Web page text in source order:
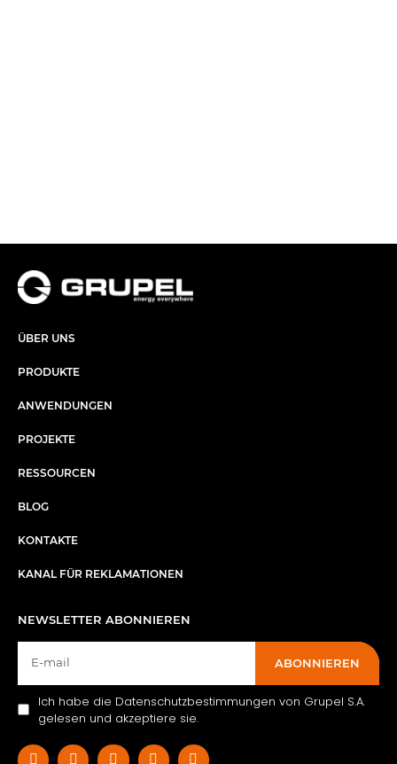
ÜBER UNS​
PRODUKTE
ANWENDUNGEN
PROJEKTE
RESSOURCEN
BLOG
KONTAKTE
KANAL FÜR REKLAMATIONEN
NEWSLETTER ABONNIEREN
ABONNIEREN
Ich habe die Datenschutzbestimmungen von Grupel S.A.
gelesen und akzeptiere sie.